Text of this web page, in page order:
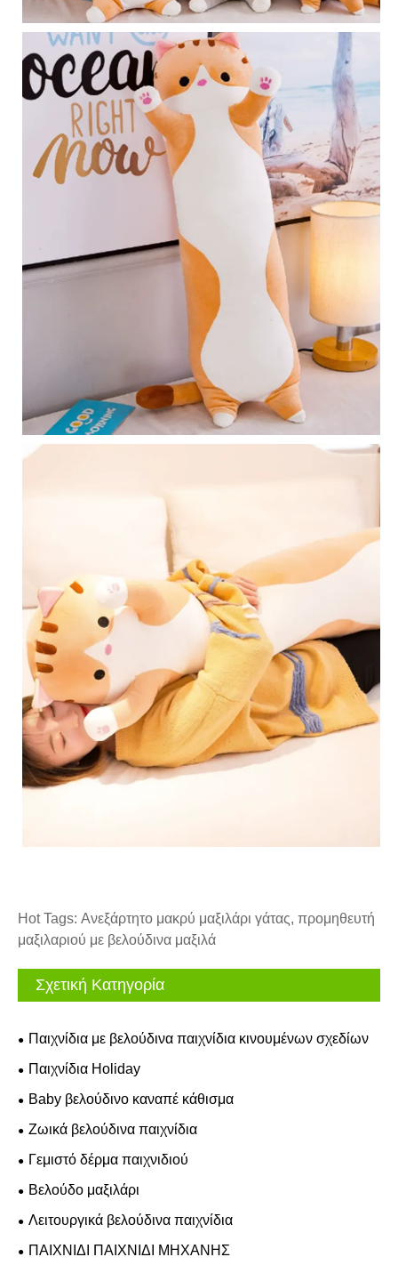
Hot Tags: Ανεξάρτητο μακρύ μαξιλάρι γάτας, προμηθευτή
μαξιλαριού με βελούδινα μαξιλά
Σχετική Κατηγορία
Παιχνίδια με βελούδινα παιχνίδια κινουμένων σχεδίων
Παιχνίδια Holiday
Baby βελούδινο καναπέ κάθισμα
Ζωικά βελούδινα παιχνίδια
Γεμιστό δέρμα παιχνιδιού
Βελούδο μαξιλάρι
Λειτουργικά βελούδινα παιχνίδια
ΠΑΙΧΝΙΔΙ ΠΑΙΧΝΙΔΙ ΜΗΧΑΝΗΣ